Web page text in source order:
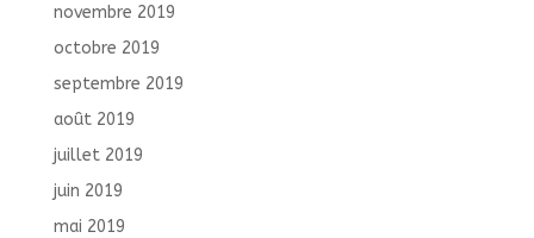
novembre 2019
octobre 2019
septembre 2019
août 2019
juillet 2019
juin 2019
mai 2019